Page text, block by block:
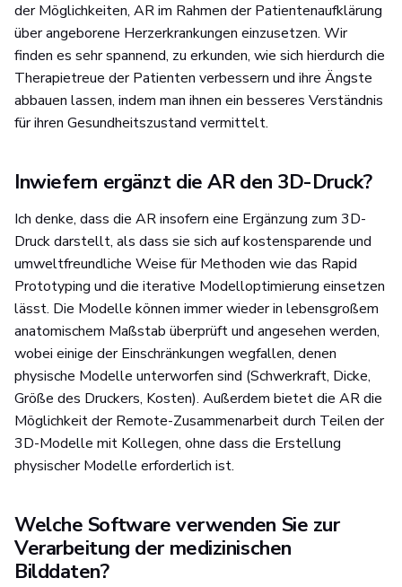
der Möglichkeiten, AR im Rahmen der Patientenaufklärung
über angeborene Herzerkrankungen einzusetzen. Wir
finden es sehr spannend, zu erkunden, wie sich hierdurch die
Therapietreue der Patienten verbessern und ihre Ängste
abbauen lassen, indem man ihnen ein besseres Verständnis
für ihren Gesundheitszustand vermittelt.
Inwiefern ergänzt die AR den 3D-Druck?
Ich denke, dass die AR insofern eine Ergänzung zum 3D-
Druck darstellt, als dass sie sich auf kostensparende und
umweltfreundliche Weise für Methoden wie das Rapid
Prototyping und die iterative Modelloptimierung einsetzen
lässt. Die Modelle können immer wieder in lebensgroßem
anatomischem Maßstab überprüft und angesehen werden,
wobei einige der Einschränkungen wegfallen, denen
physische Modelle unterworfen sind (Schwerkraft, Dicke,
Größe des Druckers, Kosten). Außerdem bietet die AR die
Möglichkeit der Remote-Zusammenarbeit durch Teilen der
3D-Modelle mit Kollegen, ohne dass die Erstellung
physischer Modelle erforderlich ist.
Welche Software verwenden Sie zur
Verarbeitung der medizinischen
Bilddaten?